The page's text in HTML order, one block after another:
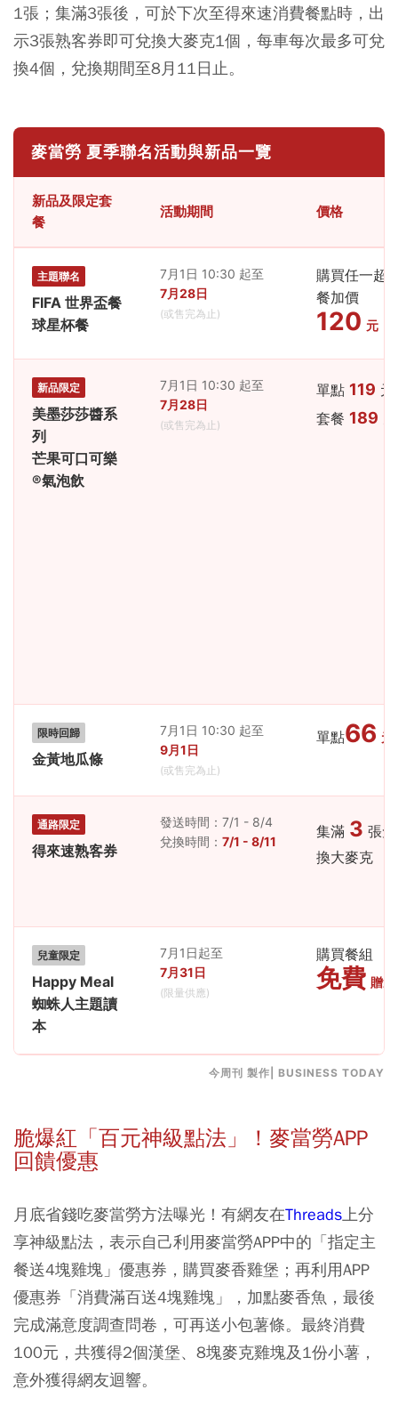
1張 ； 集滿3張後，可於下次至得來速消費餐點時，出
示3張熟客券即可兌換大麥克1個，每車每次最多可兌
換4個，兌換期間至8月11日止。
麥當勞 夏季聯名活動與新品一覽
新品及限定套
餐
活動期間 價格
主題聯名
FIFA 世界盃餐
球星杯餐
7月1日 10:30 起至
7月28日
(或售完為止)
購買任一超
餐加價
120 元
新品限定
美墨莎莎醬系
列
芒果可口可樂
®氣泡飲
7月1日 10:30 起至
7月28日
(或售完為止)
單點 119 元
套餐 189
限時回歸
金黃地瓜條
7月1日 10:30 起至
9月1日
(或售完為止)
單點66 元
通路限定
得來速熟客券
發送時間：7/1 - 8/4
兌換時間： 7/1 - 8/11
集滿 3 張
換大麥克
兒童限定
Happy Meal
蜘蛛人主題讀
本
7月1日起至
7月31日
(限量供應)
購買餐組
免費 贈送
今周刊 製作| BUSINESS TODAY
脆爆紅「百元神級點法」！麥當勞APP
回饋優惠
月底省錢吃麥當勞方法曝光！有網友在Threads 上分
享神級點法，表示自己利用麥當勞APP中的「指定主
餐送4塊雞塊」優惠券，購買麥香雞堡 ；再利用APP
優惠券 「消費滿百送4塊雞塊」，加點麥香魚，最後
完成滿意度調查問卷，可再送小包薯條。最終消費
100元，共獲得2個漢堡、8塊麥克雞塊及1份小薯，
意外獲得網友迴響。